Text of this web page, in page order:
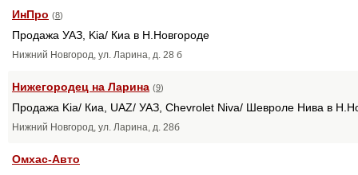
ИнПро (8)
Продажа УАЗ, Kia/ Киа в Н.Новгороде
Нижний Новгород, ул. Ларина, д. 28 б
Нижегородец на Ларина (9)
Продажа Kia/ Киа, UAZ/ УАЗ, Chevrolet Niva/ Шевроле Нива в
Нижний Новгород, ул. Ларина, д. 28б
Омхас-Авто